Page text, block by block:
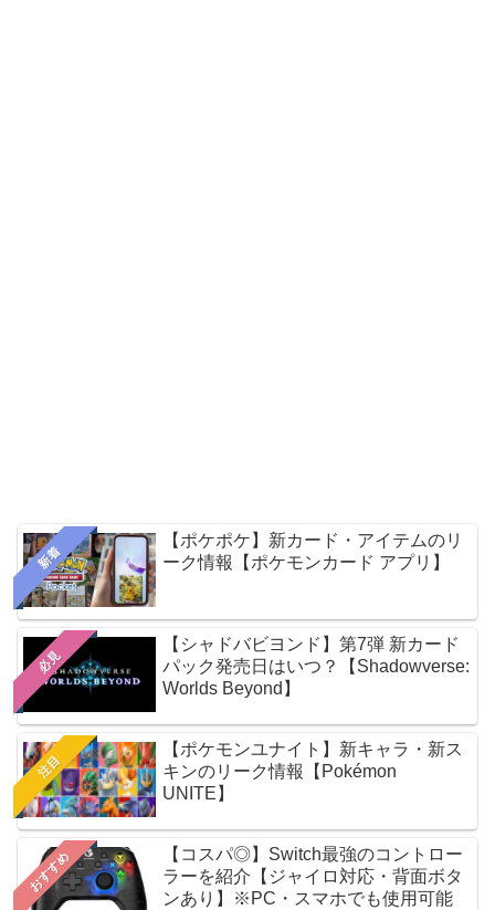
新着
【ポケポケ】新カード・アイテムのリ
ーク情報【ポケモンカード アプリ】
必見
【シャドバビヨンド】第7弾 新カード
パック発売日はいつ？【Shadowverse:
Worlds Beyond】
注目
【ポケモンユナイト】新キャラ・新ス
キンのリーク情報【Pokémon
UNITE】
おすすめ
【コスパ◎】Switch最強のコントロー
ラーを紹介【ジャイロ対応・背面ボタ
ンあり】※PC・スマホでも使用可能